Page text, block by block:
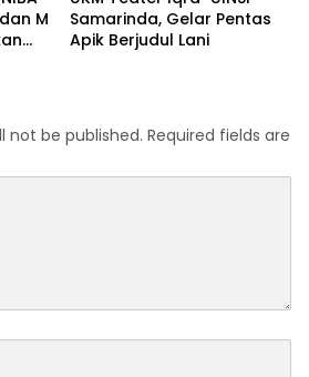
M
Samarinda, Gelar Pentas
Apik Berjudul Lani
not be published. Required fields are